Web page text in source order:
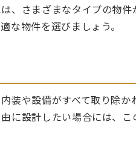
、さまざまなタイプの物
な物件を選びましょう。
装や設備がすべて取り除
に設計したい場合には、こ